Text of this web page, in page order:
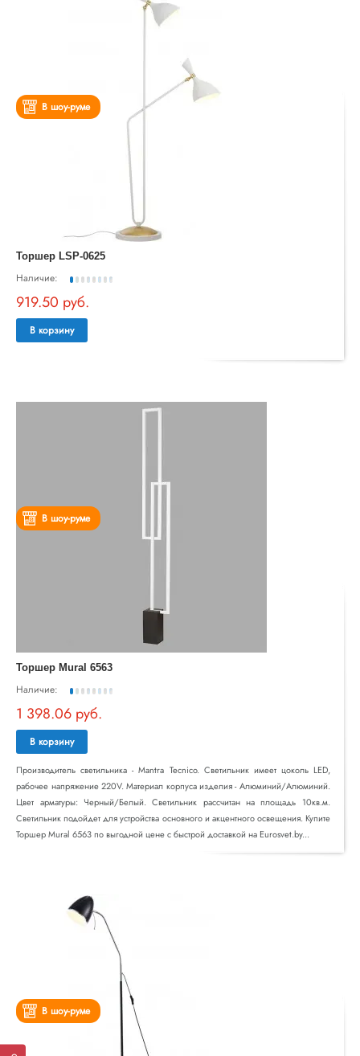
В шоу-руме
Торшер LSP-0625
Наличие:
919.50 руб.
В корзину
В шоу-руме
Торшер Mural 6563
Наличие:
1 398.06 руб.
В корзину
Производитель светильника - Mantra Tecnico. Светильник имеет цоколь LED,
рабочее напряжение 220V. Материал корпуса изделия - Алюминий/Алюминий.
Цвет арматуры: Черный/Белый. Светильник рассчитан на площадь 10кв.м.
Светильник подойдет для устройства основного и акцентного освещения. Купите
Торшер Mural 6563 по выгодной цене с быстрой доставкой на Eurosvet.by...
В шоу-руме